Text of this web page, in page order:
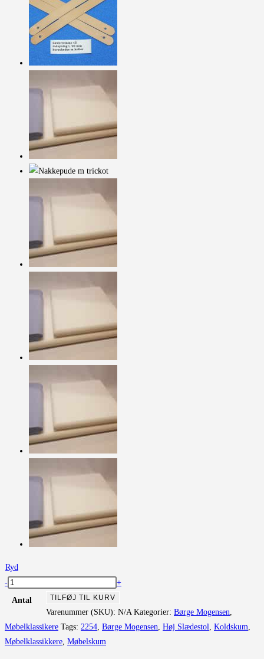
Ryd
BM
2254
slædestol
antal
-
+
Antal
TILFØJ TIL KURV
Varenummer (SKU): N/A Kategorier: Børge Mogensen
Møbelklassikere Tags: 2254 Børge Mogensen Høj Slædestol Koldskum
Møbelklassikkere Møbelskum